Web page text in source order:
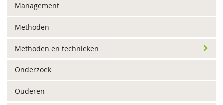
Management
Methoden
Methoden en technieken
Onderzoek
Ouderen